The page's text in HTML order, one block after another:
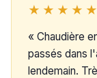
★★★★★
« Chaudière
passés dans
lendemain.